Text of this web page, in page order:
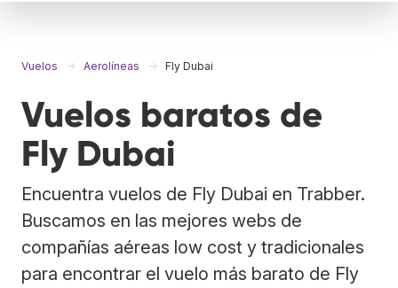
Vuelos Aerolíneas Fly Dubai
Vuelos baratos de
Fly Dubai
Encuentra vuelos de Fly Dubai en Trabber.
Buscamos en las mejores webs de
compañías aéreas low cost y tradicionales
para encontrar el vuelo más barato de Fly